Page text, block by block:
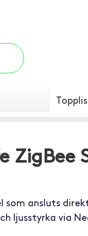
ZigBee
som ansluts
ljusstyrka via